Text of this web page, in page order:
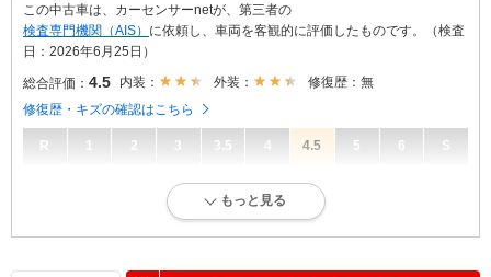
この中古車は、カーセンサーnetが、第三者の
検査専門機関（AIS） に依頼し、車両を客観的に評価したものです。（検査
日：2026年6月25日）
総合評価： 4.5 内装： 外装：
修復歴：無
修復歴・キズの確認はこちら
R 1 2 3 3.5 4 4.5 5 6 S
内外装に目立たない軽微なキズ、ヘコミが少し認められますが、良好な
もっと見る